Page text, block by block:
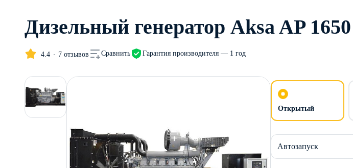
Дизельный генератор Aksa AP 1650
4.4 7 отзывов Сравнить Гарантия производителя — 1 год
Открытый
Автозапуск